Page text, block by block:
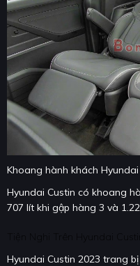
Khoang hành khách
Hyundai Custin có khoang
707 lít khi gập hàng 3 và
Tiện Nghi Trên Hyundai
Hyundai Custin 2023 trang